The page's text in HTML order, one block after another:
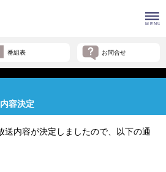
番組表 お問合せ
容決定
送内容が決定しましたので、以下の通